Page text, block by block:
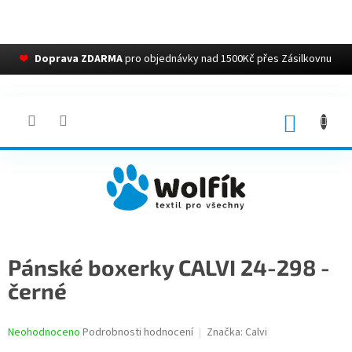
❤ Doprava ZDARMApro objednávky nad 1500Kč přes Zásilkovnu
Pánské boxerky CALVI 24-298 -
černé
Průměrné
Neohodnoceno Podrobnosti hodnocení Značka: Calvi